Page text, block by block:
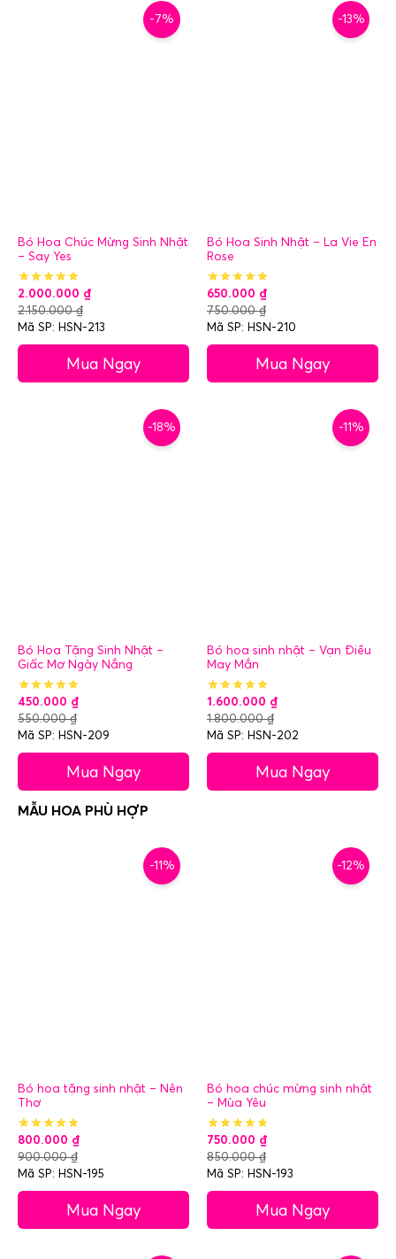
-7%
Bó Hoa Chúc Mừng Sinh Nhật
– Say Yes
2.000.000 ₫
2.150.000₫
Mã SP: HSN-213
Mua Ngay
-13%
Bó Hoa Sinh Nhật – La Vie En
Rose
650.000 ₫
750.000₫
Mã SP: HSN-210
Mua Ngay
-18%
Bó Hoa Tặng Sinh Nhật –
Giấc Mơ Ngày Nắng
450.000 ₫
550.000₫
Mã SP: HSN-209
Mua Ngay
-11%
Bó hoa sinh nhật – Vạn Điều
May Mắn
1.600.000 ₫
1.800.000₫
Mã SP: HSN-202
Mua Ngay
-11%
Bó hoa tặng sinh nhật – Nên
Thơ
800.000 ₫
900.000₫
Mã SP: HSN-195
Mua Ngay
-12%
Bó hoa chúc mừng sinh nhật
– Mùa Yêu
750.000 ₫
850.000₫
Mã SP: HSN-193
Mua Ngay